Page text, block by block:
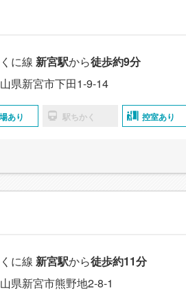
に線 新宮駅から徒歩約9分
県新宮市下田1-9-14
あり 駅ちかく 控室あり
に線 新宮駅から徒歩約11分
県新宮市熊野地2-8-1